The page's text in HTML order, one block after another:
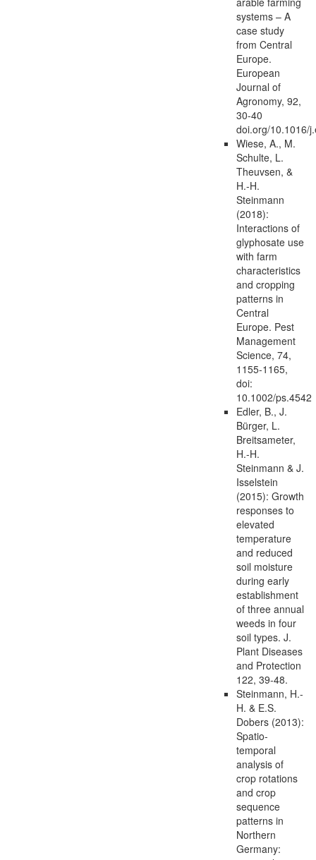
systems – A
case study
from Central
Europe.
European
Journal of
Agronomy, 92,
30-40
doi.org/10.1016/
Wiese, A., M.
Schulte, L.
Theuvsen, &
H.-H.
Steinmann
(2018):
Interactions of
glyphosate use
with farm
characteristics
and cropping
patterns in
Central
Europe. Pest
Management
Science, 74,
1155-1165,
doi:
10.1002/ps.4542
Edler, B., J.
Bürger, L.
Breitsameter,
H.-H.
Steinmann & J.
Isselstein
(2015): Growth
responses to
elevated
temperature
and reduced
soil moisture
during early
establishment
of three annual
weeds in four
soil types. J.
Plant Diseases
and Protection
122, 39-48.
Steinmann, H.-
H. & E.S.
Dobers (2013):
Spatio-
temporal
analysis of
crop rotations
and crop
sequence
patterns in
Northern
Germany: